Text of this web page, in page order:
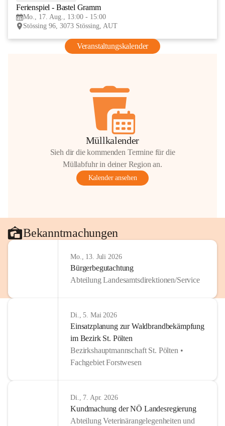
Ferienspiel - Bastel Gramm
Mo., 17. Aug., 13:00 - 15:00
Stössing 96, 3073 Stössing, AUT
Veranstaltungskalender
Müllkalender
Sieh dir die kommenden Termine für die
Müllabfuhr in deiner Region an.
Kalender ansehen
Bekanntmachungen
Mo., 13. Juli 2026
Bürgerbegutachtung
Abteilung Landesamtsdirektionen/Service
Di., 5. Mai 2026
Einsatzplanung zur Waldbrandbekämpfung
im Bezirk St. Pölten
Bezirkshauptmannschaft St. Pölten •
Fachgebiet Forstwesen
Di., 7. Apr. 2026
Kundmachung der NÖ Landesregierung
Abteilung Veterinärangelegenheiten und